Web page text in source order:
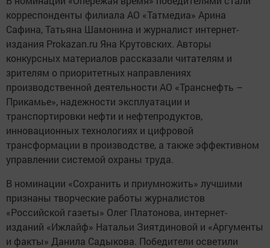
корреспонденты филиала АО «Татмедиа» Арина
Сафина, Татьяна Шамонина и журналист интернет-
издания Prokazan.ru Яна Крутовских. Авторы
конкурсных материалов рассказали читателям и
зрителям о приоритетных направлениях
производственной деятельности АО «Транснефть –
Прикамье», надежности эксплуатации и
транспортировки нефти и нефтепродуктов,
инновационных технологиях и цифровой
трансформации в производстве, а также эффективном
управлении системой охраны труда.
В номинации «Сохранить и приумножить» лучшими
признаны творческие работы журналистов
«Российской газеты» Олег Платонова, интернет-
изданий «Ижлайф» Натальи Зиятдиновой и «Аргументы
и факты» Данила Садыкова. Победители осветили